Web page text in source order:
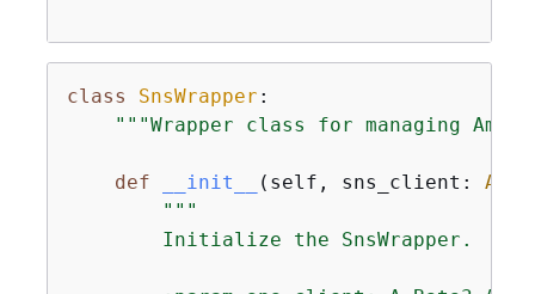
class SnsWrapper :
"""Wrapper class for managing
def __init__ ( self, sns_client: Any
"""
        Initialize the SnsWrapper.